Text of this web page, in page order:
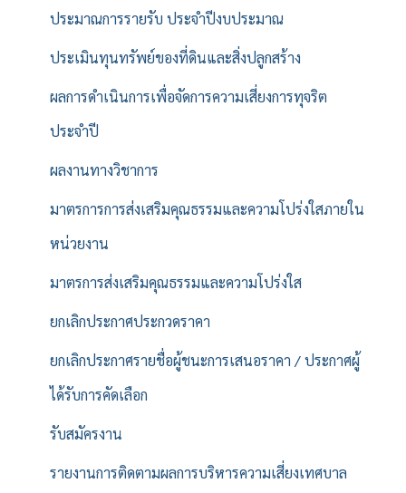
ประมาณการรายรับ ประจำปีงบประมาณ
ประเมินทุนทรัพย์ของที่ดินและสิ่งปลูกสร้าง
ผลการดำเนินการเพื่อจัดการความเสี่ยงการทุจริต
ประจำปี
ผลงานทางวิชาการ
มาตรการการส่งเสริมคุณธรรมและความโปร่งใสภายใน
หน่วยงาน
มาตรการส่งเสริมคุณธรรมและความโปร่งใส
ยกเลิกประกาศประกวดราคา
ยกเลิกประกาศรายชื่อผู้ชนะการเสนอราคา / ประกาศผู้
ได้รับการคัดเลือก
รับสมัครงาน
รายงานการติดตามผลการบริหารความเสี่ยงเทศบาล